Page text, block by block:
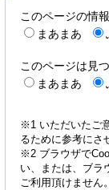
このページの情
まあまあ
このページは見
まあまあ
※1 いただいたご
るために参考にさ
※2 ブラウザで
い、または、ブラ
ご利用頂けません。